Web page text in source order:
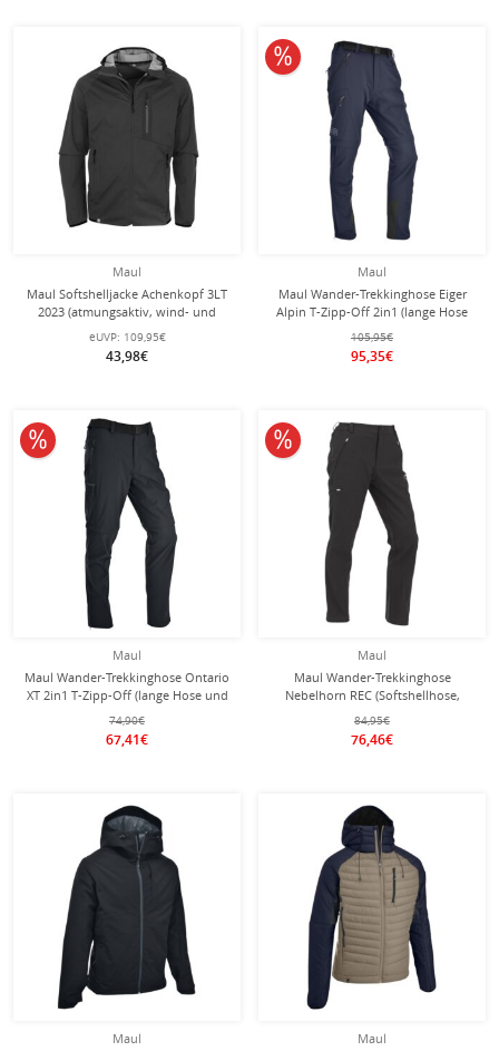
Maul
Maul Softshelljacke Achenkopf 3LT
2023 (atmungsaktiv, wind- und
wasserdicht) caviarschwarz Herren
eUVP: 109,95€
43,98€
Maul
Maul Wander-Trekkinghose Eiger
Alpin T-Zipp-Off 2in1 (lange Hose
und Bermudas in einem) navyblau
Herren
105,95€
95,35€
10% reduziert
Maul
Maul Wander-Trekkinghose Ontario
XT 2in1 T-Zipp-Off (lange Hose und
Bermudas in einem) schwarz Herren
74,90€
67,41€
10% reduziert
Maul
Maul Wander-Trekkinghose
Nebelhorn REC (Softshellhose,
elastisch, wärmeisolierend) lang
schwarz Herren
84,95€
76,46€
10% reduziert
Maul
Maul